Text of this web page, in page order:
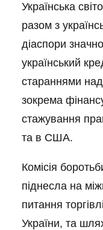
Українська
разом з
діаспори
український
стараннями
зокрема
стажування
та в США.
Комісія
піднесла на
питання
України, та